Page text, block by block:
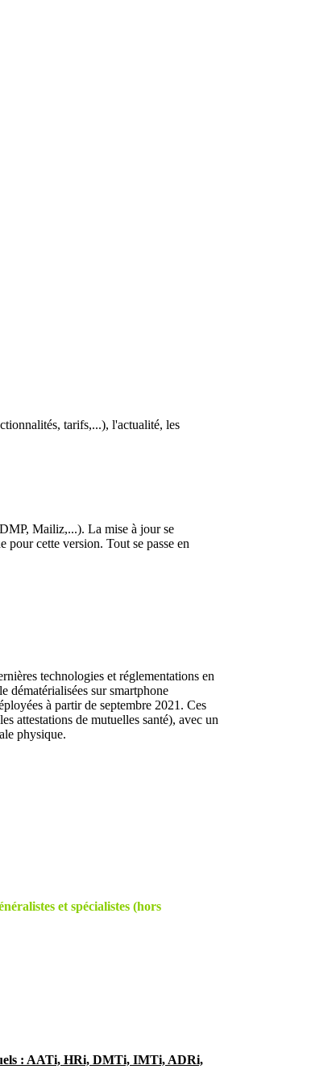
tarifs,...), l'actualité, les
Mailiz,...). La mise à jour se
cette version. Tout se passe en
technologies et réglementations en
dématérialisées sur smartphone
à partir de septembre 2021. Ces
attestations de mutuelles santé), avec un
physique.
et spécialistes (hors
: AATi, HRi, DMTi, IMTi, ADRi,